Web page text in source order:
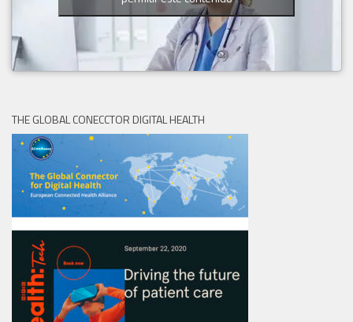
THE GLOBAL CONECCTOR DIGITAL HEALTH